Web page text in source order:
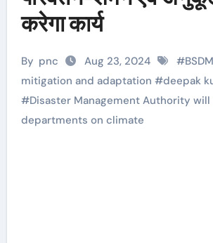
करेगा कार्य
By pnc Aug 23, 2024 #
mitigation and adaptation #deepak
#Disaster Management Authority
departments on climate